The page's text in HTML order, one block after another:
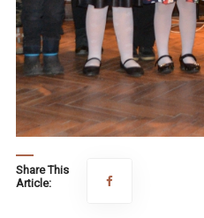
Share This
Article: